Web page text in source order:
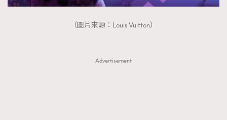
（圖片來源：Louis Vuitton）
Advertisement